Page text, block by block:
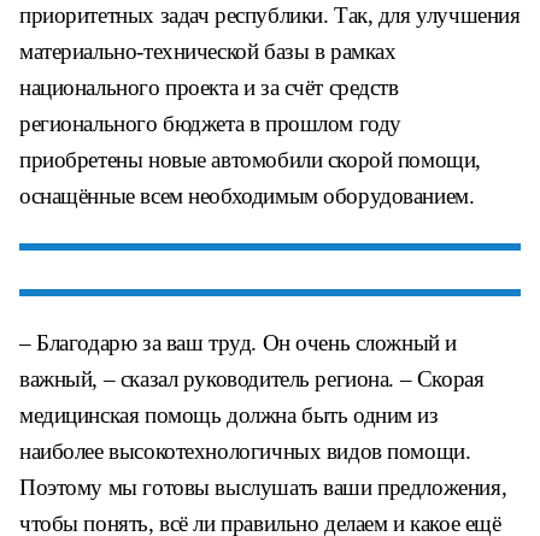
приоритетных задач республики. Так, для улучшения
материально-технической базы в рамках
национального проекта и за счёт средств
регионального бюджета в прошлом году
приобретены новые автомобили скорой помощи,
оснащённые всем необходимым оборудованием.
– Благодарю за ваш труд. Он очень сложный и
важный, – сказал руководитель региона. – Скорая
медицинская помощь должна быть одним из
наиболее высокотехнологичных видов помощи.
Поэтому мы готовы выслушать ваши предложения,
чтобы понять, всё ли правильно делаем и какое ещё